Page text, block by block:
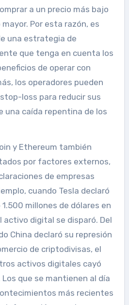
a un precio más bajo
Por esta razón, es
una estrategia de
que tenga en cuenta los
de operar con
los operadores pueden
loss para reducir sus
una caída repentina de los
y Ethereum también
por factores externos,
de empresas
cuando Tesla declaró
millones de dólares en
activo digital se disparó. Del
China declaró su represión
de criptodivisas, el
activos digitales cayó
que se mantienen al día
más recientes